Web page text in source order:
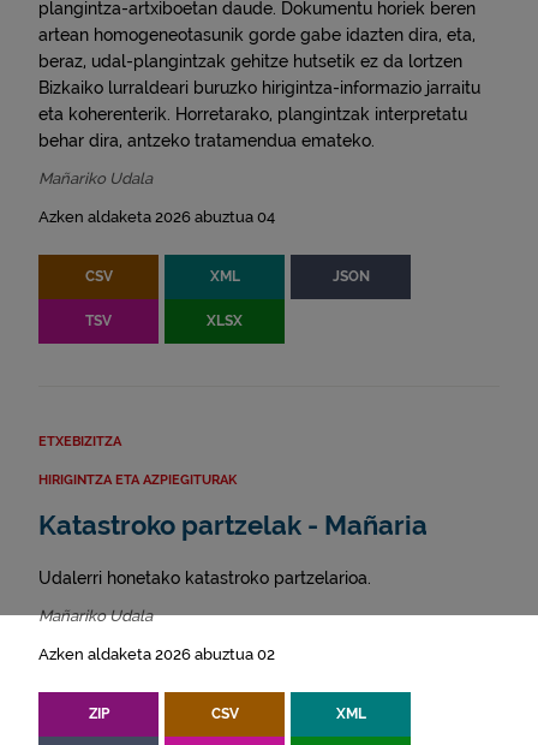
plangintza-artxiboetan daude. Dokumentu horiek beren
artean homogeneotasunik gorde gabe idazten dira, eta,
beraz, udal-plangintzak gehitze hutsetik ez da lortzen
Bizkaiko lurraldeari buruzko hirigintza-informazio jarraitu
eta koherenterik. Horretarako, plangintzak interpretatu
behar dira, antzeko tratamendua emateko.
Mañariko Udala
Azken aldaketa 2026 abuztua 04
CSV XML JSON
TSV XLSX
ETXEBIZITZA
HIRIGINTZA ETA AZPIEGITURAK
Katastroko partzelak - Mañaria
Udalerri honetako katastroko partzelarioa.
Mañariko Udala
Azken aldaketa 2026 abuztua 02
ZIP CSV XML